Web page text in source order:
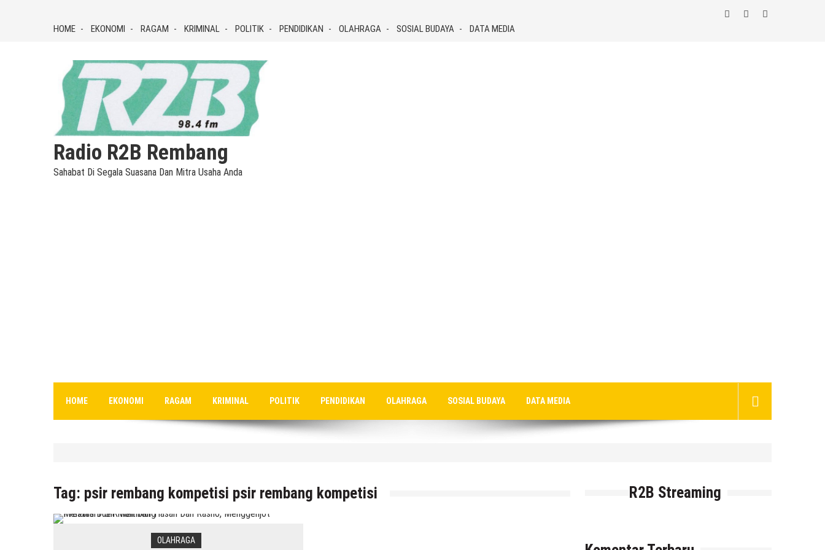
HOME EKONOMI RAGAM KRIMINAL POLITIK PENDIDIKAN OLAHRAGA SOSIAL BUDAYA DATA MEDIA
Radio R2B Rembang
Sahabat Di Segala Suasana Dan Mitra Usaha Anda
HOME EKONOMI RAGAM KRIMINAL POLITIK PENDIDIKAN OLAHRAGA SOSIAL BUDAYA DATA MEDIA
8 Agustus 2026 bymusa r2b
Tag: psir rembang kompetisi psir rembang kompetisi
OLAHRAGA
R2B Streaming